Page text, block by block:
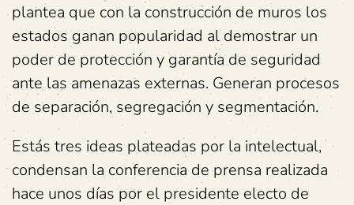
plantea que con la construcción de muros los
estados ganan popularidad al demostrar un
poder de protección y garantía de seguridad
ante las amenazas externas. Generan procesos
de separación, segregación y segmentación.
Estás tres ideas plateadas por la intelectual,
condensan la conferencia de prensa realizada
hace unos días por el presidente electo de